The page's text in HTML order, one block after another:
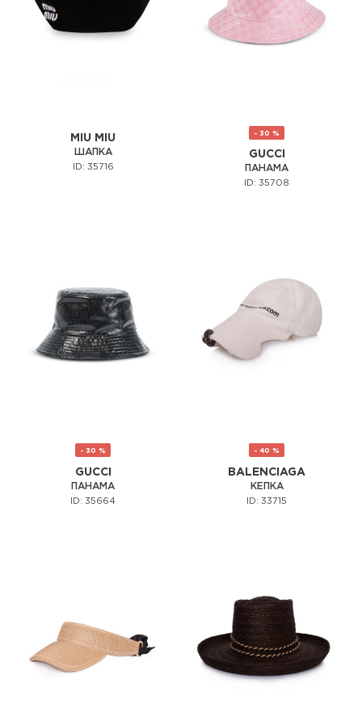
MIU MIU
ШАПКА
ID: 35716
- 30 %
GUCCI
ПАНАМА
ID: 35708
- 30 %
GUCCI
ПАНАМА
ID: 35664
- 40 %
BALENCIAGA
КЕПКА
ID: 33715